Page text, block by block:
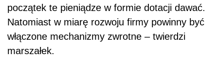
początek te pieniądze w formie dotacji dawać.
Natomiast w miarę rozwoju firmy powinny być
włączone mechanizmy zwrotne – twierdzi
marszałek.